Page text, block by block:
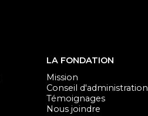
LA FONDATION
Mission
Conseil d'administration
Témoignages
Nous joindre